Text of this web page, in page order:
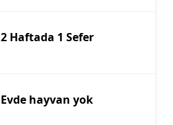
2 Haftada 1 Sefer
Evde hayvan yok